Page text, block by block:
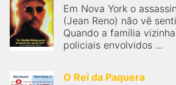
Em Nova York o
(Jean Reno) não vê
Quando a família
policiais envolvidos ...
O Rei da Paquera